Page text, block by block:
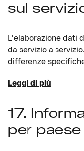
sul
L'elaborazione dati
da servizio a
differenze
Leggi di più
17.
per paese